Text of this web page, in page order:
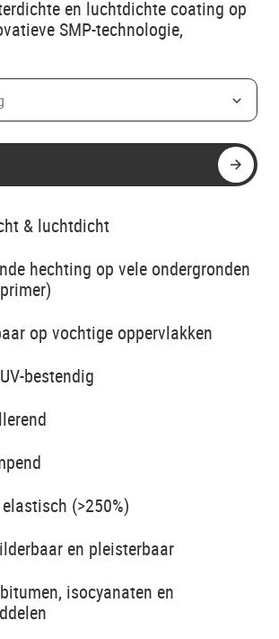
en luchtdichte coating op
SMP-technologie,
& luchtdicht
hechting op vele ondergronden
op vochtige oppervlakken
bestendig
(>250%)
en pleisterbaar
isocyanaten en